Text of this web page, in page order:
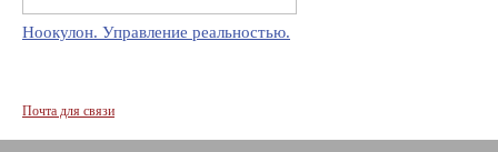
Ноокулон. Управление реальностью.
Почта для связи